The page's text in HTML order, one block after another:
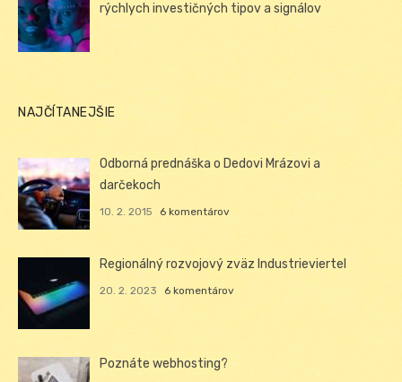
rýchlych investičných tipov a signálov
NAJČÍTANEJŠIE
Odborná prednáška o Dedovi Mrázovi a
darčekoch
10. 2. 2015 6 komentárov
Regionálný rozvojový zväz Industrieviertel
20. 2. 2023 6 komentárov
Poznáte webhosting?